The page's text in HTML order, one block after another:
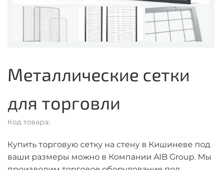
Металлические сетки
для торговли
Код товара:
Купить торговую сетку на стену в Кишиневе под
ваши размеры можно в Компании AIB Group. Мы